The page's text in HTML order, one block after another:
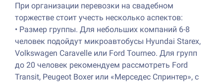
При организации перевозки на свадебном
торжестве стоит учесть несколько аспектов:
• Размер группы. Для небольших компаний 6-8
человек подойдут микроавтобусы Hyundai Starex,
Volkswagen Caravelle или Ford Tourneo. Для групп
до 20 человек рекомендуем рассмотреть Ford
Transit, Peugeot Boxer или «Мерседес Спринтер», с